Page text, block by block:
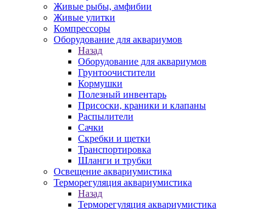
Живые рыбы, амфибии
Живые улитки
Компрессоры
Оборудование для аквариумов
Назад
Оборудование для аквариумов
Грунтоочистители
Кормушки
Полезный инвентарь
Присоски, краники и клапаны
Распылители
Сачки
Скребки и щетки
Транспортировка
Шланги и трубки
Освещение аквариумистика
Терморегуляция аквариумистика
Назад
Терморегуляция аквариумистика